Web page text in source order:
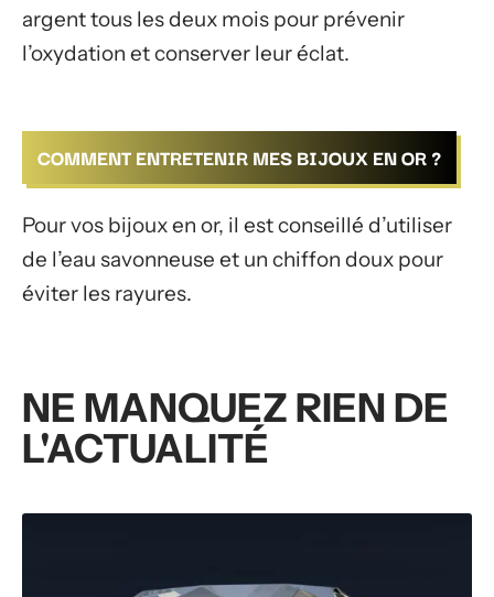
argent tous les deux mois pour prévenir
l’oxydation et conserver leur éclat.
COMMENT ENTRETENIR MES BIJOUX EN OR ?
Pour vos bijoux en or, il est conseillé d’utiliser
de l’eau savonneuse et un chiffon doux pour
éviter les rayures.
NE MANQUEZ RIEN DE
L'ACTUALITÉ